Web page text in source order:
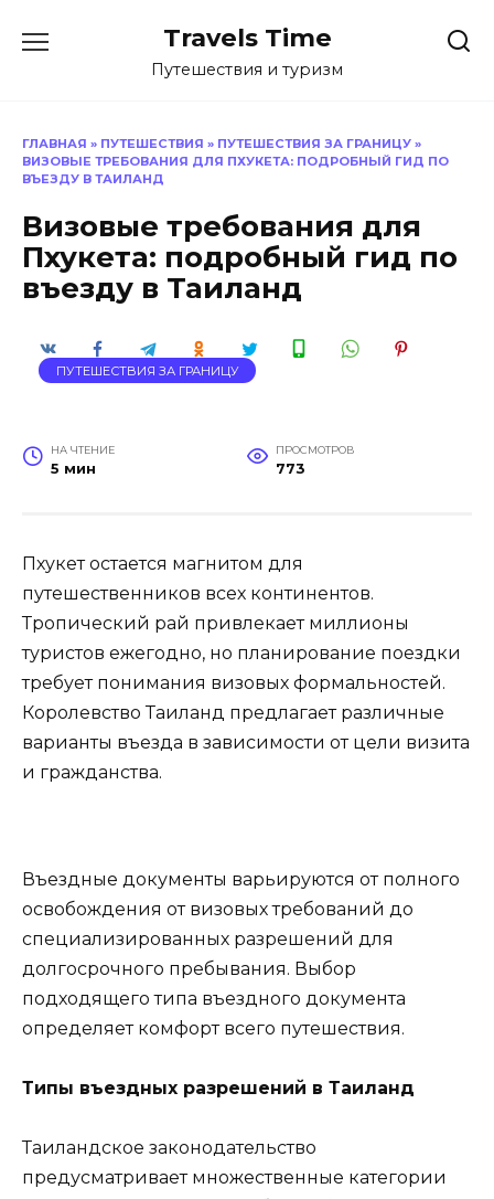
Travels Time
Путешествия и туризм
ГЛАВНАЯ » ПУТЕШЕСТВИЯ » ПУТЕШЕСТВИЯ ЗА ГРАНИЦУ »
ВИЗОВЫЕ ТРЕБОВАНИЯ ДЛЯ ПХУКЕТА: ПОДРОБНЫЙ ГИД ПО
ВЪЕЗДУ В ТАИЛАНД
Визовые требования для
Пхукета: подробный гид по
въезду в Таиланд
ПУТЕШЕСТВИЯ ЗА ГРАНИЦУ
НА ЧТЕНИЕ
5 мин
ПРОСМОТРОВ
773
Пхукет остается магнитом для
путешественников всех континентов.
Тропический рай привлекает миллионы
туристов ежегодно, но планирование поездки
требует понимания визовых формальностей.
Королевство Таиланд предлагает различные
варианты въезда в зависимости от цели визита
и гражданства.
Въездные документы варьируются от полного
освобождения от визовых требований до
специализированных разрешений для
долгосрочного пребывания. Выбор
подходящего типа въездного документа
определяет комфорт всего путешествия.
Типы въездных разрешений в Таиланд
Таиландское законодательство
предусматривает множественные категории